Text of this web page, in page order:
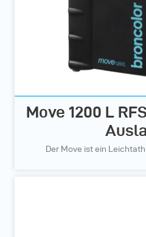
Move 1200 L
Der Move ist ein